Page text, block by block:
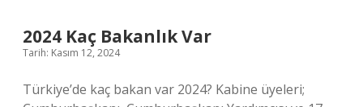
2024 Kaç Bakanlık Var
Tarih: Kasım 12, 2024
Türkiye’de kaç bakan var 2024? Kabine üyeleri;